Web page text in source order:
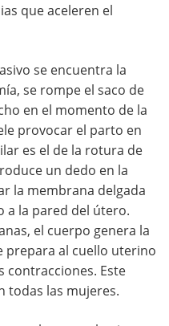
que aceleren el
se encuentra la
se rompe el saco de
en el momento de la
provocar el parto en
es el de la rotura de
un dedo en la
la membrana delgada
a la pared del útero.
el cuerpo genera la
prepara al cuello uterino
contracciones. Este
todas las mujeres.